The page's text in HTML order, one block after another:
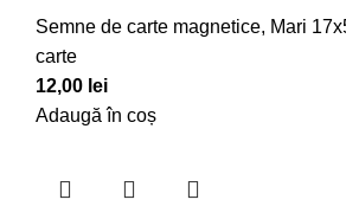
Semne de carte magnetice, Mari
carte
12,00 lei
Adaugă în coș